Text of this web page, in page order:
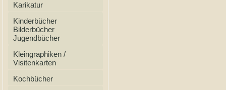
Karikatur
Kinderbücher
Bilderbücher
Jugendbücher
Kleingraphiken /
Visitenkarten
Kochbücher